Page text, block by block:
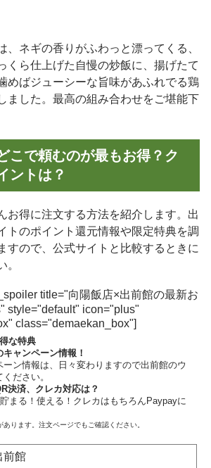
、ネギの香りがふわっと漂ってくる、
くら仕上げた自慢の炒飯に、揚げたて
めばジューシーな旨味があふれでる鶏
ました。最高の組み合わせをご堪能下
こで頼むのが最もお得？ク
ントは？
お得に注文する方法を紹介します。出
トのポイント還元情報や限定特典を調
すので、公式サイトと比較するときに
。
title="向陽飯店×出前館の最新お
style="default" icon="plus"
class="demaekan_box"]
な特典
ャンペーン情報！
ン情報は、日々変わりますので出前館のウ
ださい。
決済、クレカ対応は？
まる！使える！クレカはもちろんPaypayに
ります。注文ページでもご確認ください。
前館